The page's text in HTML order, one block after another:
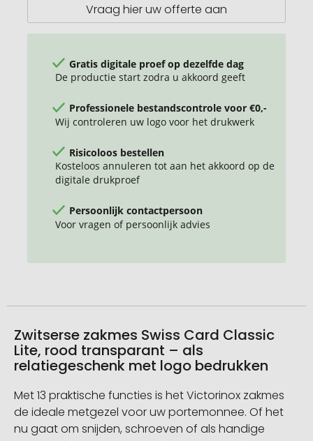
Vraag hier uw offerte aan
Gratis digitale proef op dezelfde dag
De productie start zodra u akkoord geeft
Professionele bestandscontrole voor €0,-
Wij controleren uw logo voor het drukwerk
Risicoloos bestellen
Kosteloos annuleren tot aan het akkoord op de
digitale drukproef
Persoonlijk contactpersoon
Voor vragen of persoonlijk advies
Zwitserse zakmes Swiss Card Classic
Lite, rood transparant – als
relatiegeschenk met logo bedrukken
Met 13 praktische functies is het Victorinox zakmes
de ideale metgezel voor uw portemonnee. Of het
nu gaat om snijden, schroeven of als handige